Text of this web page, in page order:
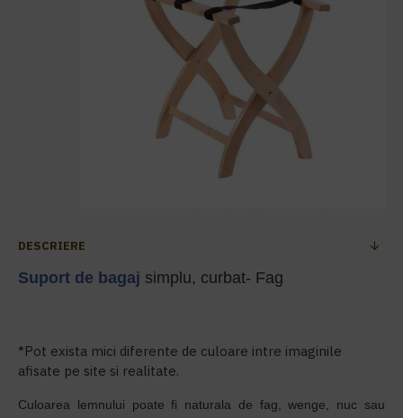
DESCRIERE
Suport de bagaj simplu, curbat- Fag
*Pot exista mici diferente de culoare intre imaginile
afisate pe site si realitate.
Culoarea lemnului poate fi naturala de fag, wenge, nuc sau